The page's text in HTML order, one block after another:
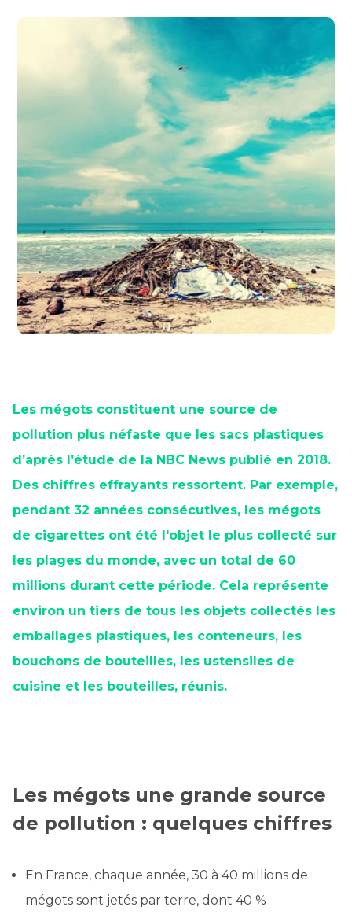
Les mégots constituent une source de
pollution plus néfaste que les sacs plastiques
d’après l’étude de la NBC News publié en 2018.
Des chiffres effrayants ressortent. Par exemple,
pendant 32 années consécutives, les mégots
de cigarettes ont été l'objet le plus collecté sur
les plages du monde, avec un total de 60
millions durant cette période. Cela représente
environ un tiers de tous les objets collectés les
emballages plastiques, les conteneurs, les
bouchons de bouteilles, les ustensiles de
cuisine et les bouteilles, réunis.
Les mégots une grande source
de pollution : quelques chiffres
En France, chaque année, 30 à 40 millions de
mégots sont jetés par terre, dont 40 %